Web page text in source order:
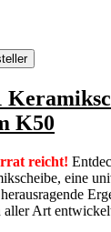
K50
reicht!
eine
aller Art